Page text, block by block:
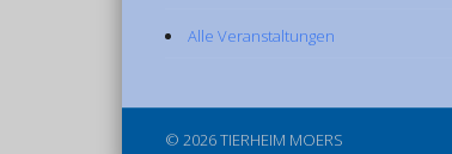
Alle Veranstaltungen
© 2026 TIERHEIM MOERS